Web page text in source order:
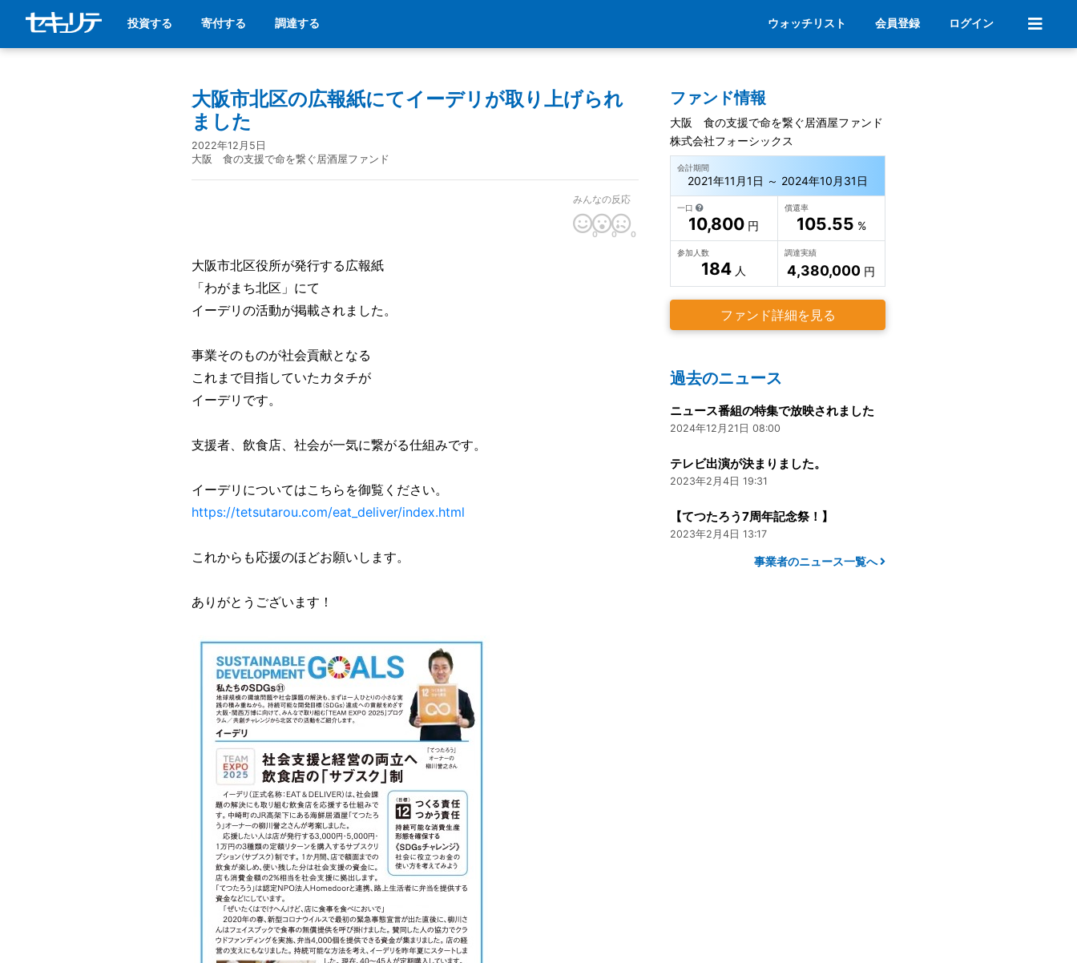
投資する 寄付する 調達する ウォッチリスト 会員登録 ログイン
大阪市北区の広報紙にてイーデリが取り上げられ
ました
2022年12月5日
大阪 食の支援で命を繋ぐ居酒屋ファンド
みんなの反応
0 0 0
大阪市北区役所が発行する広報紙
「わがまち北区」にて
イーデリの活動が掲載されました。
事業そのものが社会貢献となる
これまで目指していたカタチが
イーデリです。
支援者、飲食店、社会が一気に繋がる仕組みです。
イーデリについてはこちらを御覧ください。
https://tetsutarou.com/eat_deliver/index.html
これからも応援のほどお願いします。
ありがとうございます！
ファンド情報
大阪 食の支援で命を繋ぐ居酒屋ファンド
株式会社フォーシックス
会計期間
2021年11月1日 ～ 2024年10月31日
一口
10,800 円
償還率
105.55 %
参加人数
184 人
調達実績
4,380,000 円
ファンド詳細を見る
過去のニュース
ニュース番組の特集で放映されました
2024年12月21日 08:00
テレビ出演が決まりました。
2023年2月4日 19:31
【てつたろう7周年記念祭！】
2023年2月4日 13:17
事業者のニュース一覧へ